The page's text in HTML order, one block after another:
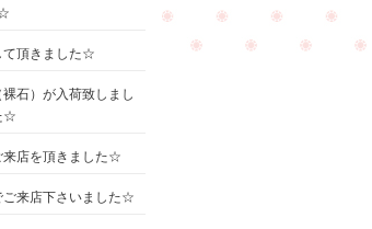
て頂きました☆
石）が入荷致しまし
☆
来店を頂きました☆
ご来店下さいました☆